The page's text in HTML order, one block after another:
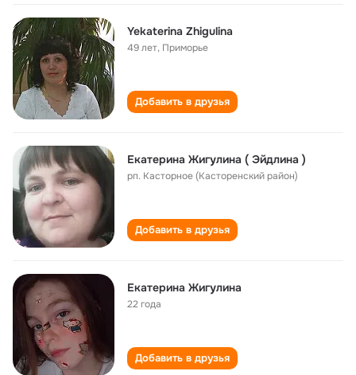
Yekaterina Zhigulina
49 лет, Приморье
Добавить в друзья
Екатерина Жигулина ( Эйдлина )
рп. Касторное (Касторенский район)
Добавить в друзья
Екатерина Жигулина
22 года
Добавить в друзья